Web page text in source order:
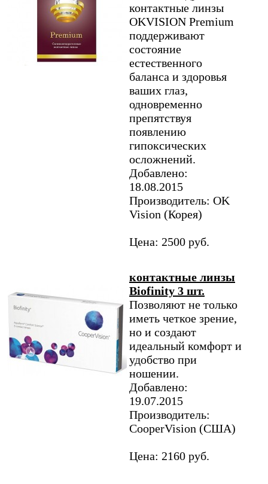
контактные линзы
OKVISION Premium
поддерживают
состояние
естественного
баланса и здоровья
ваших глаз,
одновременно
препятствуя
появлению
гипоксических
осложнений.
Добавлено:
18.08.2015
Производитель: OK
Vision (Корея)
Цена: 2500 руб.
контактные линзы
Biofinity 3 шт.
Позволяют не только
иметь четкое зрение,
но и создают
идеальный комфорт и
удобство при
ношении.
Добавлено:
19.07.2015
Производитель:
CooperVision (США)
Цена: 2160 руб.